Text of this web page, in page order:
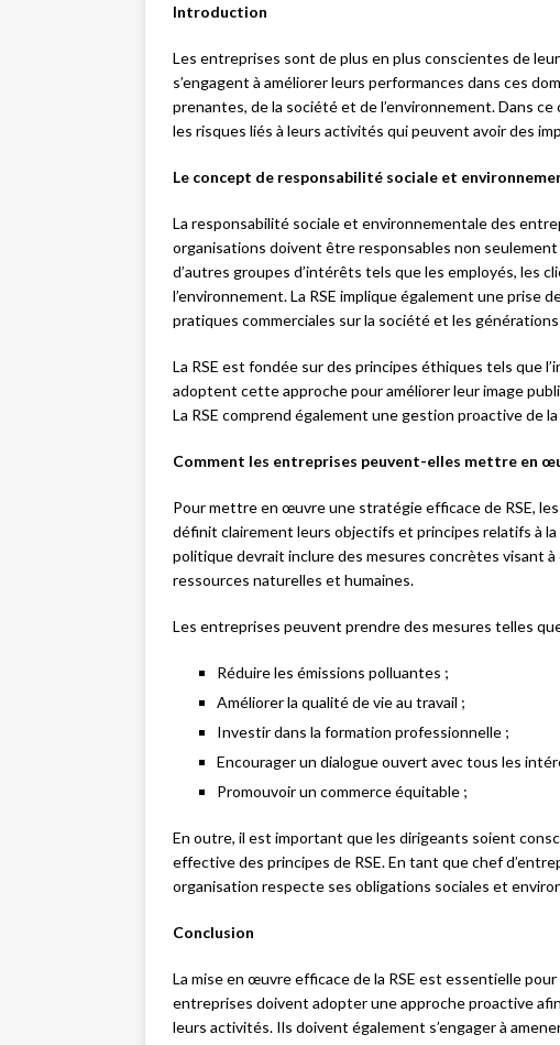
Introduction
Les entreprises sont de plus en plus conscientes de
s’engagent à améliorer leurs performances dans ces
prenantes, de la société et de l’environnement. Dans
les risques liés à leurs activités qui peuvent avoir des
Le concept de responsabilité sociale et
La responsabilité sociale et environnementale des
organisations doivent être responsables non
d’autres groupes d’intérêts tels que les employés, les
l’environnement. La RSE implique également une prise
pratiques commerciales sur la société et les
La RSE est fondée sur des principes éthiques tels que
adoptent cette approche pour améliorer leur image
La RSE comprend également une gestion proactive de
Comment les entreprises peuvent-elles mettre en
Pour mettre en œuvre une stratégie efficace de RSE,
définit clairement leurs objectifs et principes relatifs à
politique devrait inclure des mesures concrètes visant
ressources naturelles et humaines.
Les entreprises peuvent prendre des mesures telles
Réduire les émissions polluantes ;
Améliorer la qualité de vie au travail ;
Investir dans la formation professionnelle ;
Encourager un dialogue ouvert avec tous les
Promouvoir un commerce équitable ;
En outre, il est important que les dirigeants soient
effective des principes de RSE. En tant que chef
organisation respecte ses obligations sociales et
Conclusion
La mise en œuvre efficace de la RSE est essentielle
entreprises doivent adopter une approche proactive
leurs activités. Ils doivent également s’engager à